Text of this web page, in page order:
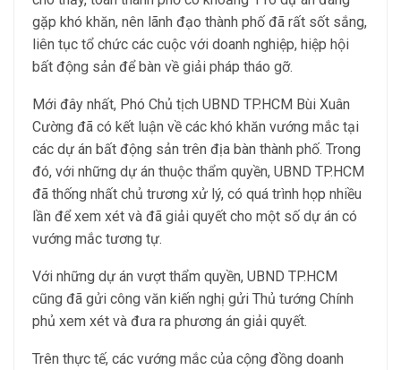
gặp khó khăn, nên lãnh đạo thành phố đã rất sốt sắng,
liên tục tổ chức các cuộc với doanh nghiệp, hiệp hội
bất động sản để bàn về giải pháp tháo gỡ.
Mới đây nhất, Phó Chủ tịch UBND TP.HCM Bùi Xuân
Cường đã có kết luận về các khó khăn vướng mắc tại
các dự án bất động sản trên địa bàn thành phố. Trong
đó, với những dự án thuộc thẩm quyền, UBND TP.HCM
đã thống nhất chủ trương xử lý, có quá trình họp nhiều
lần để xem xét và đã giải quyết cho một số dự án có
vướng mắc tương tự.
Với những dự án vượt thẩm quyền, UBND TP.HCM
cũng đã gửi công văn kiến nghị gửi Thủ tướng Chính
phủ xem xét và đưa ra phương án giải quyết.
Trên thực tế, các vướng mắc của cộng đồng doanh